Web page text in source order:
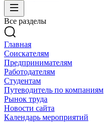
Все разделы
Главная
Соискателям
Предпринимателям
Работодателям
Студентам
Путеводитель по компаниям
Рынок труда
Новости сайта
Календарь мероприятий